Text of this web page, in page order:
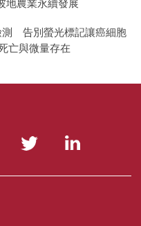
農業永續發展
測 告別螢光標記讓癌細胞
亡與微量存在